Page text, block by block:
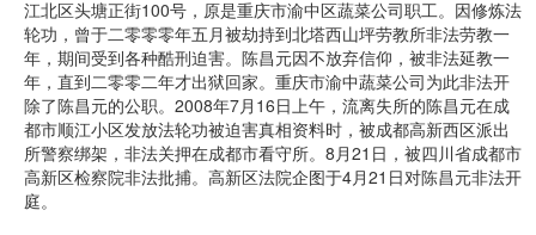
江北区头塘正街100号，原是重庆市渝中区蔬菜公司职工。因修炼法
轮功，曾于二零零零年五月被劫持到北塔西山坪劳教所非法劳教一
年，期间受到各种酷刑迫害。陈昌元因不放弃信仰，被非法延教一
年，直到二零零二年才出狱回家。重庆市渝中蔬菜公司为此非法开
除了陈昌元的公职。2008年7月16日上午，流离失所的陈昌元在成
都市顺江小区发放法轮功被迫害真相资料时，被成都高新西区派出
所警察绑架，非法关押在成都市看守所。8月21日，被四川省成都市
高新区检察院非法批捕。高新区法院企图于4月21日对陈昌元非法开
庭。